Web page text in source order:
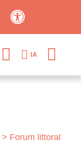
IA
> Forum littoral